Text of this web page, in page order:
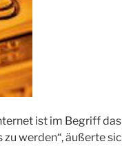
ist im Begriff
werden“, äußerte